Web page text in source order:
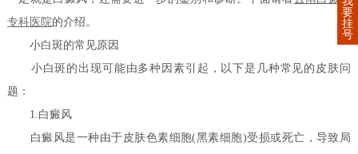
专科医院的介绍。
小白斑的常见原因
小白斑的出现可能由多种因素引起，以下是几种常见的皮肤问
题：
1.白癜风
白癜风是一种由于皮肤色素细胞(黑素细胞)受损或死亡，导致局
要
挂
号